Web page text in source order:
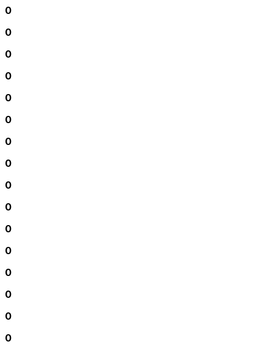
0
0
0
0
0
0
0
0
0
0
0
0
0
0
0
0